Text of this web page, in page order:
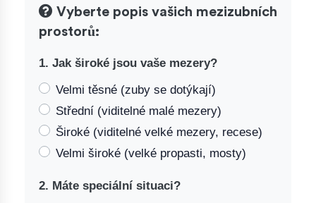
Vyberte popis vašich mezizubních
prostorů:
1. Jak široké jsou vaše mezery?
Velmi těsné (zuby se dotýkají)
Střední (viditelné malé mezery)
Široké (viditelné velké mezery, recese)
Velmi široké (velké propasti, mosty)
2. Máte speciální situaci?